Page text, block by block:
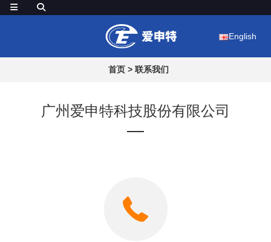
English
首页 > 联系我们
广州爱申特科技股份有限公司